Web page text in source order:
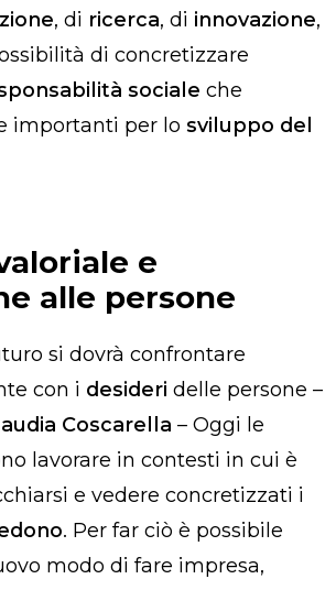
, di ricerca, di innovazione,
di concretizzare
sociale che
importanti per lo sviluppo del
e
alle persone
si dovrà confrontare
con i desideri delle persone –
Coscarella – Oggi le
lavorare in contesti in cui è
e vedere concretizzati i
. Per far ciò è possibile
modo di fare impresa,